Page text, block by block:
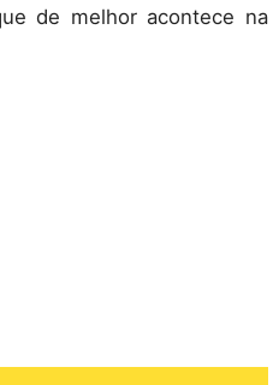
de melhor acontece na